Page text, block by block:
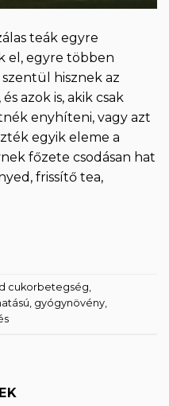
teák egyre
el, egyre többen
szentül hisznek az
azok is, akik csak
enyhíteni, vagy azt
egyik eleme a
főzete csodásan hat
frissítő tea,
cukorbetegség,
, gyógynövény,